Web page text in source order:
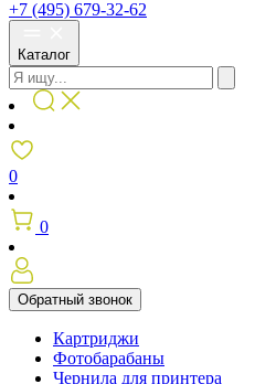
+7 (495) 679-32-62
Каталог
0
0
Обратный звонок
Картриджи
Фотобарабаны
Чернила для принтера